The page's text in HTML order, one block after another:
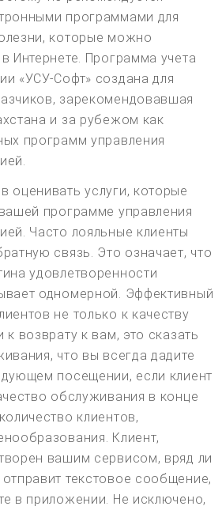
программами для
которые можно
Интернете. Программа учета
«УСУ-Софт» создана для
зарекомендовавшая
и за рубежом как
программ управления
оценивать услуги, которые
программе управления
Часто лояльные клиенты
связь. Это означает, что
удовлетворенности
одномерной. Эффективный
не только к качеству
возврату к вам, это сказать
что вы всегда дадите
посещении, если клиент
обслуживания в конце
клиентов,
Клиент,
вашим сервисом, вряд ли
текстовое сообщение,
в приложении. Не исключено,